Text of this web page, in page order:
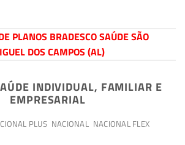
PLANOS BRADESCO SAÚDE SÃO
DOS CAMPOS (AL)
INDIVIDUAL, FAMILIAR E
EMPRESARIAL
PLUS NACIONAL NACIONAL FLEX